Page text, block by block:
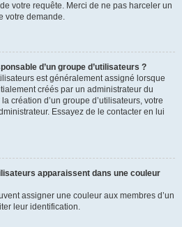
votre requête. Merci de ne pas harceler un
votre demande.
d’un groupe d’utilisateurs ?
est généralement assigné lorsque
créés par un administrateur du
création d’un groupe d’utilisateurs, votre
Essayez de le contacter en lui
apparaissent dans une couleur
assigner une couleur aux membres d’un
leur identification.